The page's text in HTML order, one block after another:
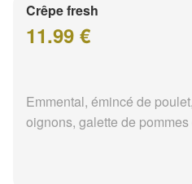
Crêpe fresh
11.99 €
Emmental, émincé de
oignons, galette de